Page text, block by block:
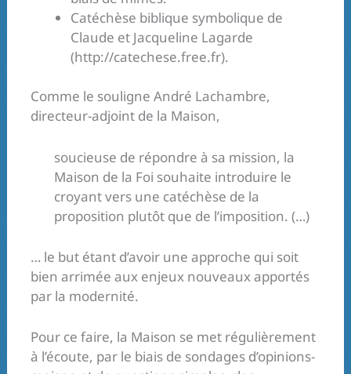
Catéchèse biblique symbolique de
Claude et Jacqueline Lagarde
(http://catechese.free.fr).
Comme le souligne André Lachambre,
directeur-adjoint de la Maison,
soucieuse de répondre à sa mission, la
Maison de la Foi souhaite introduire le
croyant vers une catéchèse de la
proposition plutôt que de l’imposition. (…)
… le but étant d’avoir une approche qui soit
bien arrimée aux enjeux nouveaux apportés
par la modernité.
Pour ce faire, la Maison se met régulièrement
à l’écoute, par le biais de sondages d’opinions-